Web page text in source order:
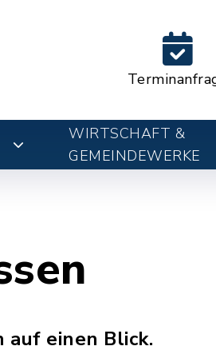
WIRTSCHAFT &
GEMEINDEWERKE
auf einen Blick.